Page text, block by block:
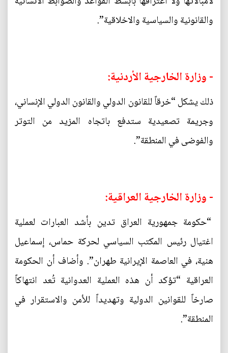
والقانونية والسياسية والاخلاقية”.
- وزارة الخارجية الأردنية:
ذلك يشكل “خرقاً للقانون الدولي والقانون الدولي الإنساني،
وجريمة تصعيدية ستدفع باتجاه المزيد من التوتر
والفوضى في المنطقة”.
- وزارة الخارجية العراقية:
“حكومة جمهورية العراق تدين بأشد العبارات لعملية
اغتيال رئيس المكتب السياسي لحركة حماس، إسماعيل
هنية، في العاصمة الإيرانية طهران”. وأضاف أن الحكومة
العراقية “تؤكد أن هذه العملية العدوانية تُعد انتهاكاً
صارخاً للقوانين الدولية وتهديداً للأمن والاستقرار في
المنطقة”.